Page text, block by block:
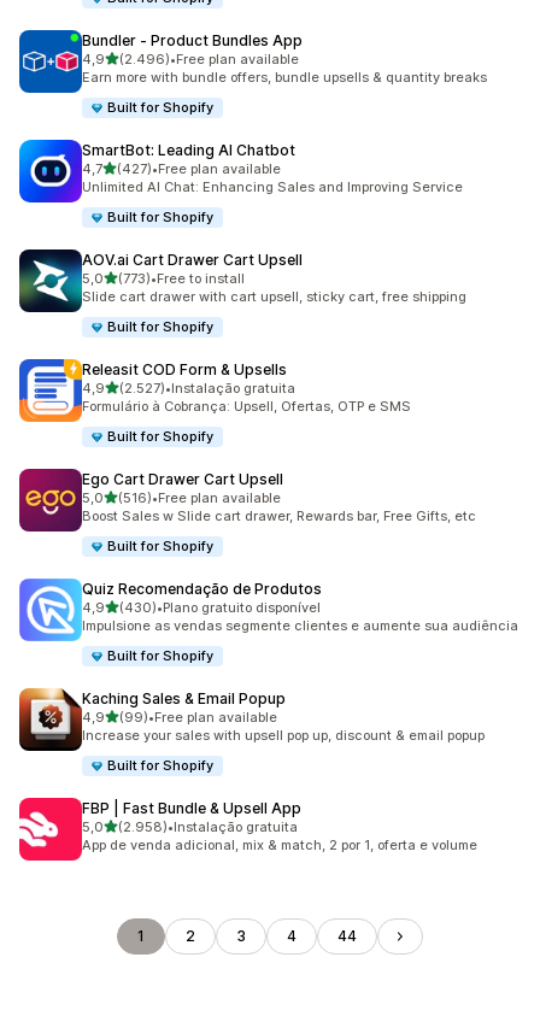
Bundler ‑ Product Bundles App
4,9de 5 estrelas
(2.496)
2496 total de avaliações
•Free plan available
Earn more with bundle offers, bundle upsells & quantity breaks
Built for Shopify
SmartBot: Leading AI Chatbot
4,7de 5 estrelas
(427)
427 total de avaliações
•Free plan available
Unlimited AI Chat: Enhancing Sales and Improving Service
Built for Shopify
AOV.ai Cart Drawer Cart Upsell
5,0de 5 estrelas
(773)
773 total de avaliações
•Free to install
Slide cart drawer with cart upsell, sticky cart, free shipping
Built for Shopify
Releasit COD Form & Upsells
4,9de 5 estrelas
(2.527)
2527 total de avaliações
•Instalação gratuita
Formulário à Cobrança: Upsell, Ofertas, OTP e SMS
Built for Shopify
Ego Cart Drawer Cart Upsell
5,0de 5 estrelas
(516)
516 total de avaliações
•Free plan available
Boost Sales w Slide cart drawer, Rewards bar, Free Gifts, etc
Built for Shopify
Quiz Recomendação de Produtos
4,9de 5 estrelas
(430)
430 total de avaliações
•Plano gratuito disponível
Impulsione as vendas segmente clientes e aumente sua audiência
Built for Shopify
Kaching Sales & Email Popup
4,9de 5 estrelas
(99)
99 total de avaliações
•Free plan available
Increase your sales with upsell pop up, discount & email popup
Built for Shopify
FBP | Fast Bundle & Upsell App
5,0de 5 estrelas
(2.958)
2958 total de avaliações
•Instalação gratuita
App de venda adicional, mix & match, 2 por 1, oferta e volume
1 2 3 4 44